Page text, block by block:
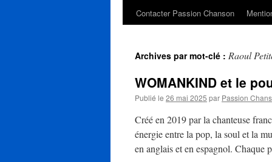
Contacter Passion Chanson
Archives par mot-clé : Raoul
WOMANKIND et le
Publié le 26 mai 2025 par Passion
Créé en 2019 par la chanteuse
énergie entre la pop, la soul et la
en anglais et en espagnol. Chaque